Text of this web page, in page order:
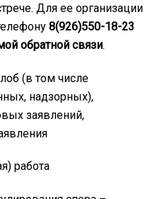
Для ее организации
8(926)550-18-23
обратной связи.
(в том числе
надзорных),
заявлений,
работа